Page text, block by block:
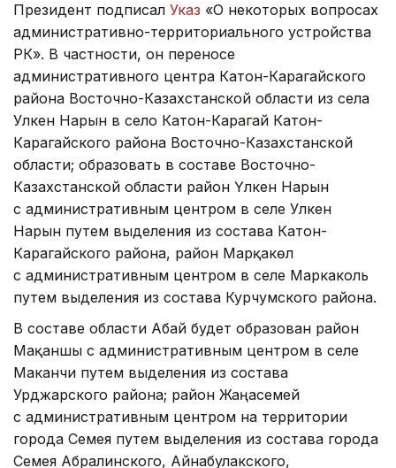
Президент подписал Указ «О некоторых вопросах
административно-территориального устройства
РК». В частности, он переносе
административного центра Катон-Карагайского
района Восточно-Казахстанской области из села
Улкен Нарын в село Катон-Карагай Катон-
Карагайского района Восточно-Казахстанской
области; образовать в составе Восточно-
Казахстанской области район Үлкен Нарын
с административным центром в селе Улкен
Нарын путем выделения из состава Катон-
Карагайского района, район Марқакөл
с административным центром в селе Маркаколь
путем выделения из состава Курчумского района.
В составе области Абай будет образован район
Мақаншы с административным центром в селе
Маканчи путем выделения из состава
Урджарского района; район Жаңасемей
с административным центром на территории
города Семея путем выделения из состава города
Семея Абралинского, Айнабулакского,